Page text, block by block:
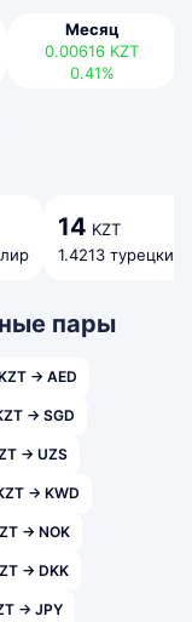
Месяц
0.00616 KZT
0.41%
14 KZT
1.4213 турецких
пары
→ AED
→ SGD
→ UZS
→ KWD
→ NOK
→ DKK
→ JPY